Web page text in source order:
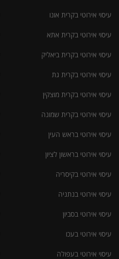
עיסוי אירוטי בקרית אונו
עיסוי אירוטי בקרית אתא
עיסוי אירוטי בקרית ביאליק
עיסוי אירוטי בקרית גת
עיסוי אירוטי בקרית מוצקין
עיסוי אירוטי בקרית שמונה
עיסוי אירוטי בראש העין
עיסוי אירוטי בראשון לציון
עיסוי אירוטי בקיסריה
עיסוי אירוטי בנתניה
עיסוי אירוטי בסביון
עיסוי אירוטי בעכו
עיסוי אירוטי בעפולה